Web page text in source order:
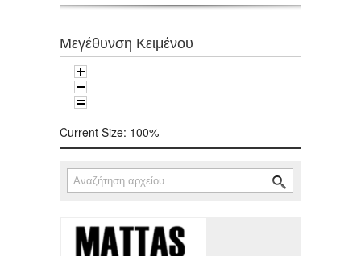
Μεγέθυνση Κειμένου
Current Size: 100%
Φόρμα αναζήτησης
Αναζήτηση